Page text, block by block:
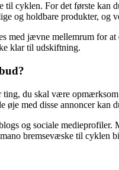
cyklen. For det første kan
og holdbare produkter,
med jævne mellemrum for
klar til udskiftning.
du skal være
med disse annoncer kan
og sociale
bremsevæske til cyklen